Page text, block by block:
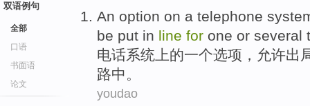
双语例句
全部
口语
书面语
论文
An option on a telephone
be put in line for one or several
电话系统 上的一个选项 ， 允许出
路中。
youdao